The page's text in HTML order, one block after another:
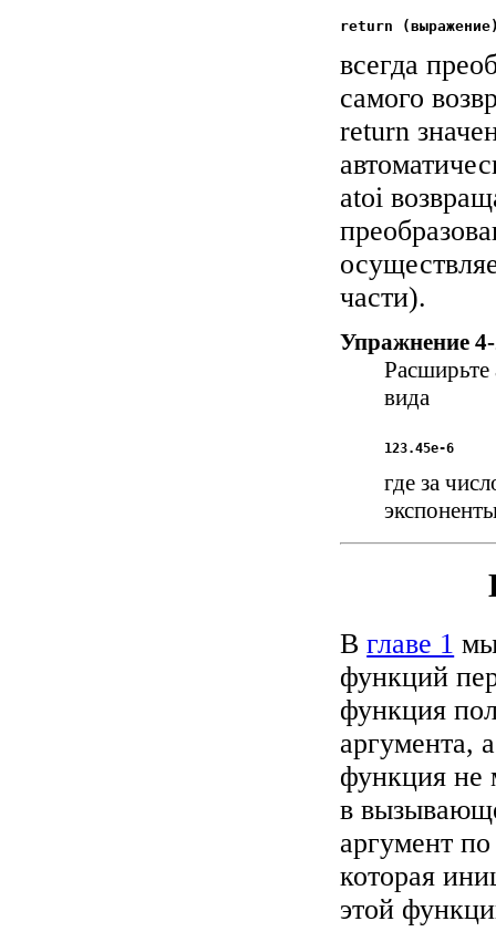
всегда
самого
return
atoi
части).
Упражнение
Расширьте
вида
где за
Вглаве 1
функций
функция
аргумента,
функция не
в
аргумент
которая
этой